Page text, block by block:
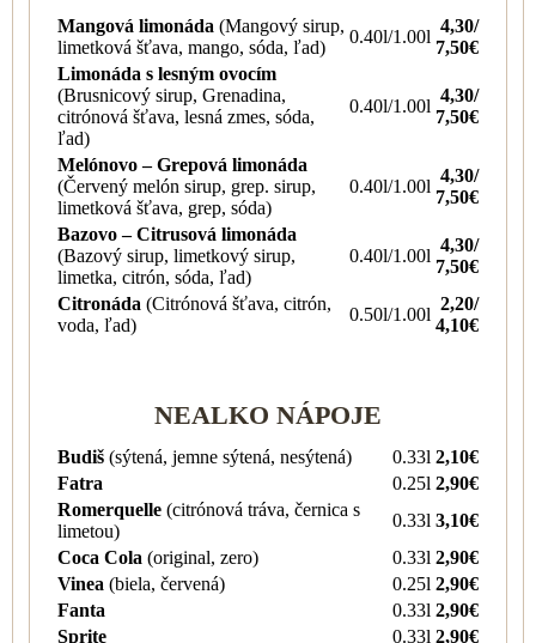
Mangová limonáda (Mangový sirup,
limetková šťava, mango, sóda, ľad)
0.40l/1.00l
4,30/
7,50€
Limonáda s lesným ovocím
(Brusnicový sirup, Grenadina,
citrónová šťava, lesná zmes, sóda,
ľad)
0.40l/1.00l
4,30/
7,50€
Melónovo – Grepová limonáda
(Červený melón sirup, grep. sirup,
limetková šťava, grep, sóda)
0.40l/1.00l
4,30/
7,50€
Bazovo – Citrusová limonáda
(Bazový sirup, limetkový sirup,
limetka, citrón, sóda, ľad)
0.40l/1.00l
4,30/
7,50€
Citronáda (Citrónová šťava, citrón,
voda, ľad)
0.50l/1.00l
2,20/
4,10€
NEALKO NÁPOJE
Budiš (sýtená, jemne sýtená, nesýtená) 0.33l 2,10€
Fatra
0.25l 2,90€
Romerquelle (citrónová tráva, černica s
limetou)
0.33l 3,10€
Coca Cola (original, zero) 0.33l 2,90€
Vinea (biela, červená) 0.25l 2,90€
Fanta
0.33l 2,90€
Sprite
0.33l 2,90€